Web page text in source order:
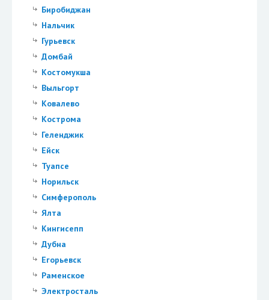
Биробиджан
Нальчик
Гурьевск
Домбай
Костомукша
Выльгорт
Ковалево
Кострома
Геленджик
Ейск
Туапсе
Норильск
Симферополь
Ялта
Кингисепп
Дубна
Егорьевск
Раменское
Электросталь